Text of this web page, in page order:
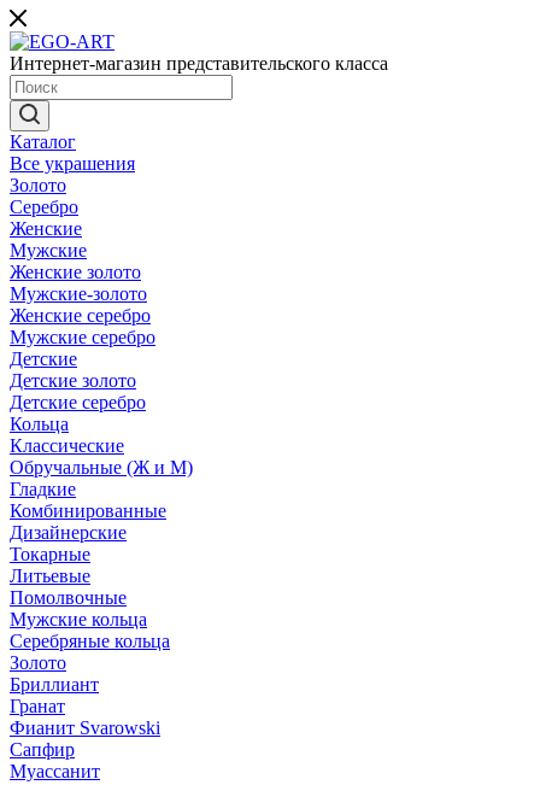
Интернет-магазин представительского класса
Каталог
Все украшения
Золото
Серебро
Женские
Мужские
Женские золото
Мужские-золото
Женские серебро
Мужские серебро
Детские
Детские золото
Детские серебро
Кольца
Классические
Обручальные (Ж и М)
Гладкие
Комбинированные
Дизайнерские
Токарные
Литьевые
Помолвочные
Мужские кольца
Серебряные кольца
Золото
Бриллиант
Гранат
Фианит Svarowski
Сапфир
Муассанит